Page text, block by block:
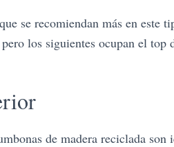
se recomiendan más en este
los siguientes ocupan el top
de madera reciclada